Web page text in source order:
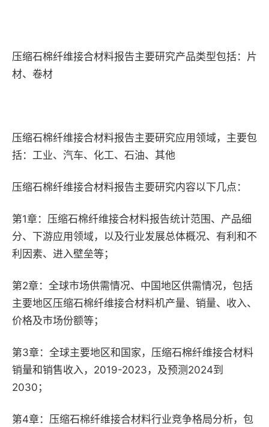
压缩石棉纤维接合材料报告主要研究产品类型包括：片
材、卷材
压缩石棉纤维接合材料报告主要研究应用领域，主要包
括：工业、汽车、化工、石油、其他
压缩石棉纤维接合材料报告主要研究内容以下几点：
第1章：压缩石棉纤维接合材料报告统计范围、产品细
分、下游应用领域，以及行业发展总体概况、有利和不
利因素、进入壁垒等；
第2章：全球市场供需情况、中国地区供需情况，包括
主要地区压缩石棉纤维接合材料机产量、销量、收入、
价格及市场份额等；
第3章：全球主要地区和国家，压缩石棉纤维接合材料
销量和销售收入，2019-2023，及预测2024到
2030；
第4章：压缩石棉纤维接合材料行业竞争格局分析，包